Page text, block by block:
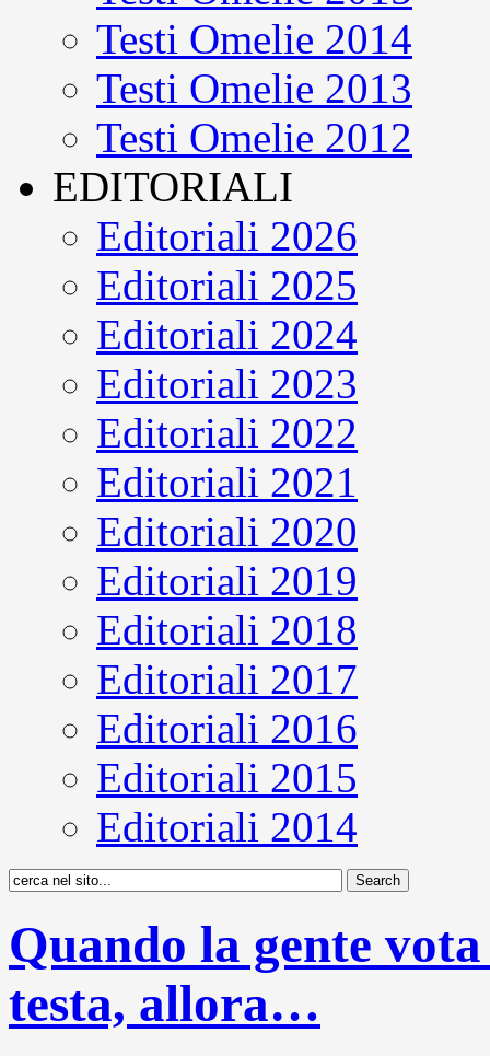
Testi Omelie 2014
Testi Omelie 2013
Testi Omelie 2012
EDITORIALI
Editoriali 2026
Editoriali 2025
Editoriali 2024
Editoriali 2023
Editoriali 2022
Editoriali 2021
Editoriali 2020
Editoriali 2019
Editoriali 2018
Editoriali 2017
Editoriali 2016
Editoriali 2015
Editoriali 2014
Quando la gente
testa, allora…